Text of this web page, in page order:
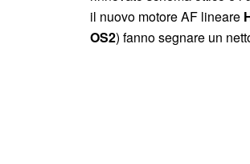
il nuovo motore AF lineare
OS2) fanno segnare un